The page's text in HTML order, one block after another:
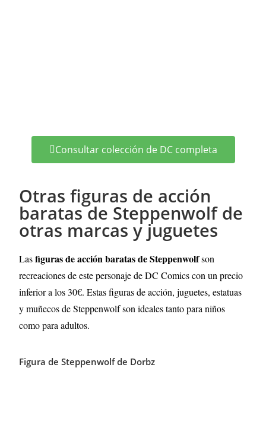
Consultar colección de DC completa
Otras figuras de acción
baratas de Steppenwolf de
otras marcas y juguetes
Lasfiguras de acción baratas de Steppenwolfson
recreaciones de este personaje de DC Comics con un precio
inferior a los 30€. Estas figuras de acción, juguetes, estatuas
y muñecos de Steppenwolf son ideales tanto para niños
como para adultos.
Figura de Steppenwolf de Dorbz